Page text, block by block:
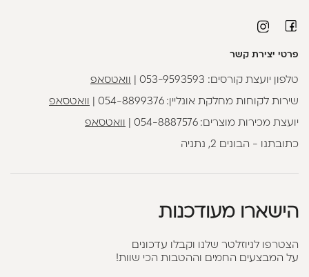
פרטי יצירת קשר
טלפון יועצת קורסים: 053-9593593 וואטסאפ
שירות לקוחות מחלקת אונליין:054-8899376 וואטסאפ
יועצת מכירות מוצרים:054-8887576 וואטסאפ
כתובתנו - הבונים 2, נתניה
הישארו מעודכנות
הצטרפו לניוזלטר שלנו וקבלו עדכונים
על המבצעים החמים וההטבות הכי שוות!